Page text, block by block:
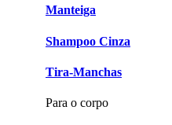
Manteiga
Shampoo Cinza
Tira-Manchas
Para o corpo